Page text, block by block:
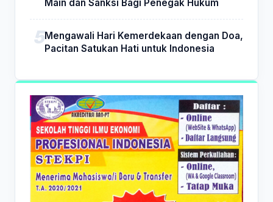
Main dan Sanksi Bagi Penegak Hukum
Mengawali Hari Kemerdekaan dengan Doa,
Pacitan Satukan Hati untuk Indonesia